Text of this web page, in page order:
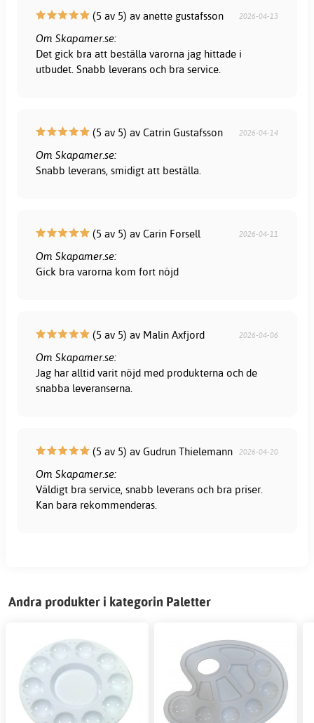
(5 av 5) av anette gustafsson 2026-04-13
Om Skapamer.se:
Det gick bra att beställa varorna jag hittade i
utbudet. Snabb leverans och bra service.
(5 av 5) av Catrin Gustafsson 2026-04-14
Om Skapamer.se:
Snabb leverans, smidigt att beställa.
(5 av 5) av Carin Forsell 2026-04-11
Om Skapamer.se:
Gick bra varorna kom fort nöjd
(5 av 5) av Malin Axfjord 2026-04-06
Om Skapamer.se:
Jag har alltid varit nöjd med produkterna och de
snabba leveranserna.
(5 av 5) av Gudrun Thielemann 2026-04-20
Om Skapamer.se:
Väldigt bra service, snabb leverans och bra priser.
Kan bara rekommenderas.
Andra produkter i kategorin Paletter